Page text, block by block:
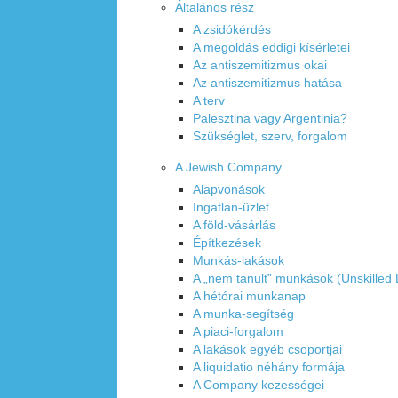
Általános rész
A zsidókérdés
A megoldás eddigi kísérletei
Az antiszemitizmus okai
Az antiszemitizmus hatása
A terv
Palesztina vagy Argentinia?
Szükséglet, szerv, forgalom
A Jewish Company
Alapvonások
Ingatlan-üzlet
A föld-vásárlás
Építkezések
Munkás-lakások
A „nem tanult” munkások (Unskilled
A hétórai munkanap
A munka-segítség
A piaci-forgalom
A lakások egyéb csoportjai
A liquidatio néhány formája
A Company kezességei